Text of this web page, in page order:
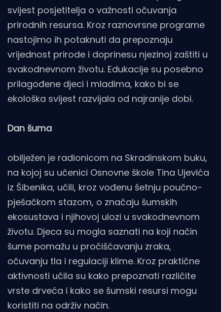
svijest posjetitelja o važnosti očuvanja
prirodnih resursa. Kroz raznovrsne programe
nastojimo ih potaknuti da prepoznaju
vrijednost prirode i doprinesu njezinoj zaštiti u
svakodnevnom životu. Edukacije su posebno
prilagođene djeci i mladima, kako bi se
ekološka svijest razvijala od najranije dobi.
Dan šuma
obilježen je radionicom na Skradinskom buku,
na kojoj su učenici Osnovne škole Tina Ujevića
iz Šibenika, učili, kroz vođenu šetnju poučno-
pješačkom stazom, o značaju šumskih
ekosustava i njihovoj ulozi u svakodnevnom
životu. Djeca su mogla saznati na koji način
šume pomažu u pročišćavanju zraka,
očuvanju tla i regulaciji klime. Kroz praktične
aktivnosti učila su kako prepoznati različite
vrste drveća i kako se šumski resursi mogu
koristiti na održiv način.